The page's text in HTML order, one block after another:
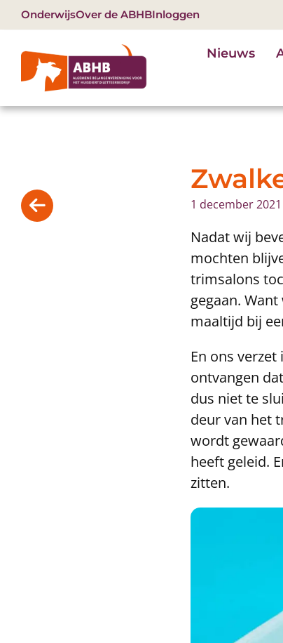
OnderwijsOver de ABHBInloggen
Nieuws
1 december 2021
Nadat wij
mochten
trimsalons
gegaan.
maaltijd bij
En ons
ontvangen
dus niet te
deur van het
wordt
heeft geleid.
zitten.